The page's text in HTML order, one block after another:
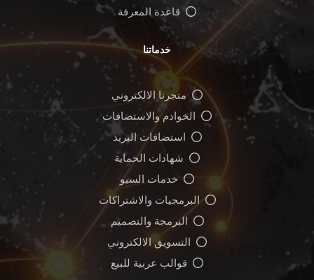
قاعدة المعرفة
خدماتنا
متجرنا الالكتروني
الخوادم والاستضافات
استضافات البريد
شهادات الحماية
خدمات السيو
البرمجيات والاشتراكات
البرمجة والتصميم
التسويق الالكتروني
قوالب عربية للبيع